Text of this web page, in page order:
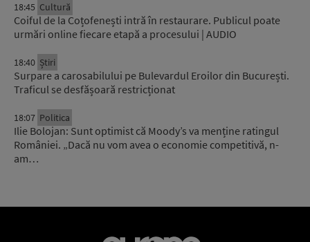
18:45 Cultură
Coiful de la Coțofenești intră în restaurare. Publicul poate
urmări online fiecare etapă a procesului | AUDIO
18:40 Știri
Surpare a carosabilului pe Bulevardul Eroilor din București.
Traficul se desfășoară restricționat
18:07 Politica
Ilie Bolojan: Sunt optimist că Moody’s va menține ratingul
României. „Dacă nu vom avea o economie competitivă, n-
am…